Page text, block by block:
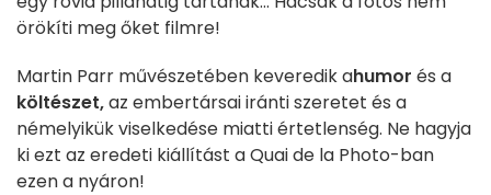
örökíti meg őket filmre!
Martin Parr művészetében keveredik ahumor és a
költészet,az embertársai iránti szeretet és a
némelyikük viselkedése miatti értetlenség. Ne hagyja
ki ezt az eredeti kiállítást a Quai de la Photo-ban
ezen a nyáron!